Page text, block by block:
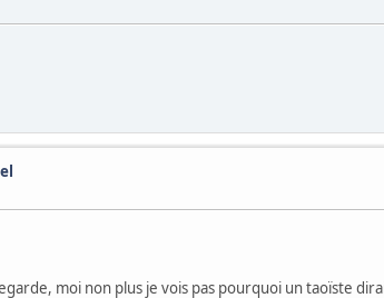
moi non plus je vois pas pourquoi un taoïste